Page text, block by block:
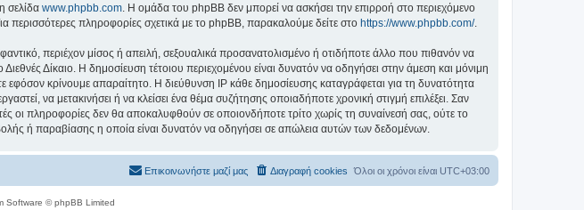
σελίδα www.phpbb.com . Η ομάδα του phpBB δεν μπορεί να ασκήσει την επιρροή στο περιεχόμενο
πληροφορίες σχετικά με το phpBB, παρακαλούμε δείτε στο https://www.phpbb.com/.
περιέχον μίσος ή απειλή, σεξουαλικά προσανατολισμένο ή οτιδήποτε άλλο που πιθανόν να
Δίκαιο. Η δημοσίευση τέτοιου περιεχομένου είναι δυνατόν να οδηγήσει στην άμεση και μόνιμη
κρίνουμε απαραίτητο. Η διεύθυνση IP κάθε δημοσίευσης καταγράφεται για τη δυνατότητα
να μετακινήσει ή να κλείσει ένα θέμα συζήτησης οποιαδήποτε χρονική στιγμή επιλέξει. Σαν
οι πληροφορίες δεν θα αποκαλυφθούν σε οποιονδήποτε τρίτο χωρίς τη συναίνεσή σας, ούτε το
ή παραβίασης η οποία είναι δυνατόν να οδηγήσει σε απώλεια αυτών των δεδομένων.
Όλοι οι χρόνοι είναι UTC+03:00
Διαγραφή cookies
Επικοινωνήστε μαζί μας
Software © phpBB Limited